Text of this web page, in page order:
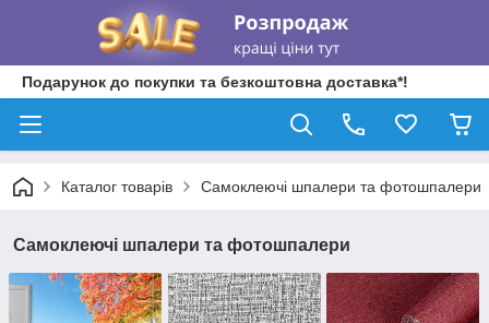
Подарунок до покупки та безкоштовна доставка*!
Каталог товарів Самоклеючі шпалери та фотошпалери
Самоклеючі шпалери та фотошпалери